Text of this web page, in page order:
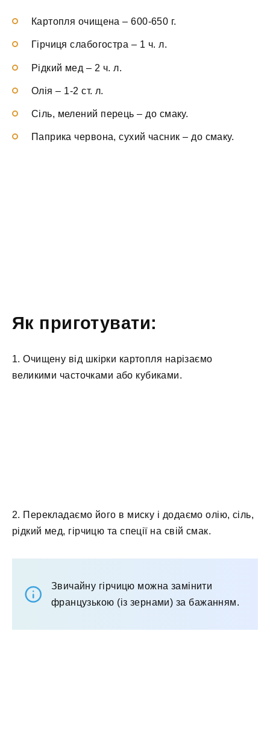
Картопля очищена –600-650 г.
Гірчиця слабогостра – 1 ч. л.
Рідкий мед – 2 ч. л.
Олія – 1-2 ст. л.
Сіль, мелений перець – до смаку.
Паприка червона, сухий часник – до смаку.
Як приготувати:
1. Очищену від шкірки картопля нарізаємо
великими часточками або кубиками.
2. Перекладаємо його в миску і додаємо олію, сіль,
рідкий мед, гірчицю та спеції на свій смак.
Звичайну гірчицю можна замінити
французькою (із зернами) за бажанням.